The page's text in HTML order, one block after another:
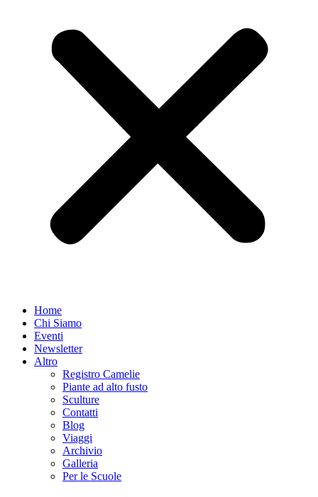
Home
Chi Siamo
Eventi
Newsletter
Altro
Registro Camelie
Piante ad alto fusto
Sculture
Contatti
Blog
Viaggi
Archivio
Galleria
Per le Scuole